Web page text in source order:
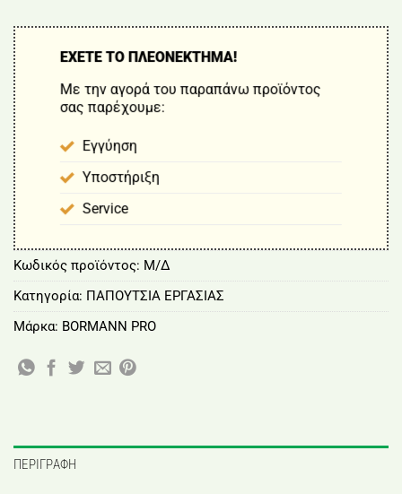
ΕΧΕΤΕ ΤΟ ΠΛΕΟΝΕΚΤΗΜΑ!
Με την αγορά του παραπάνω προϊόντος
σας παρέχουμε:
Εγγύηση
Υποστήριξη
Service
Κωδικός προϊόντος: Μ/Δ
Κατηγορία: ΠΑΠΟΥΤΣΙΑ ΕΡΓΑΣΙΑΣ
Μάρκα: BORMANN PRO
ΠΕΡΙΓΡΑΦΉ